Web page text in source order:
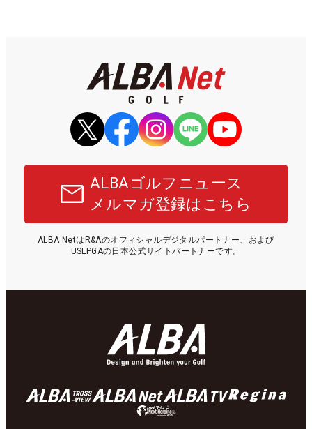
ALBAゴルフニュース
メルマガ登録はこちら
ALBA NetはR&Aのオフィシャルデジタルパートナー、および
USLPGAの日本公式サイトパートナーです。